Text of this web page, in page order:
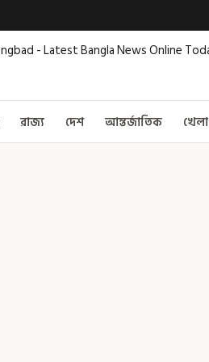
রাজ্য দেশ আন্তর্জাতিক খেলা